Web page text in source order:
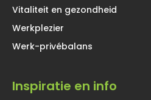
Vitaliteit en gezondheid
Werkplezier
Werk-privébalans
Inspiratie en info